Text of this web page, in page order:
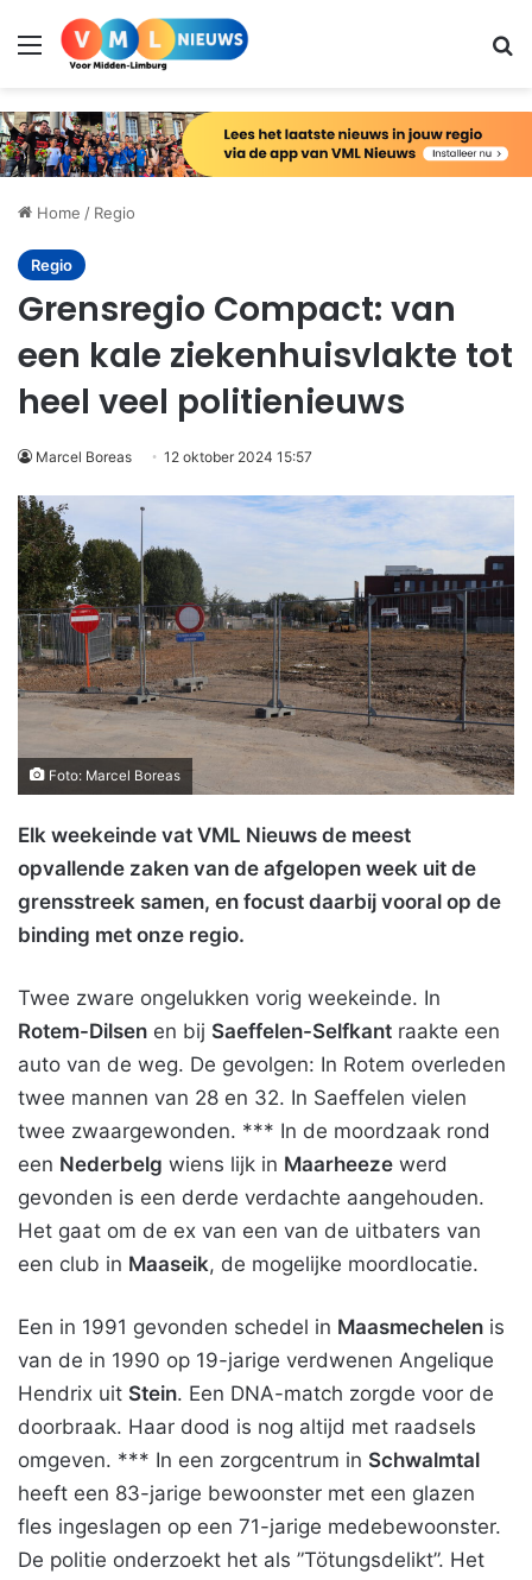
Menu
Home / Regio
Regio
Grensregio Compact: van
een kale ziekenhuisvlakte tot
heel veel politienieuws
Marcel Boreas 12 oktober 2024 15:57
Foto: Marcel Boreas
Elk weekeinde vat VML Nieuws de meest
opvallende zaken van de afgelopen week uit de
grensstreek samen, en focust daarbij vooral op de
binding met onze regio.
Twee zware ongelukken vorig weekeinde. In
Rotem-Dilsen en bij Saeffelen-Selfkant raakte een
auto van de weg. De gevolgen: In Rotem overleden
twee mannen van 28 en 32. In Saeffelen vielen
twee zwaargewonden. *** In de moordzaak rond
een Nederbelg wiens lijk in Maarheeze werd
gevonden is een derde verdachte aangehouden.
Het gaat om de ex van een van de uitbaters van
een club in Maaseik, de mogelijke moordlocatie.
Een in 1991 gevonden schedel in Maasmechelen is
van de in 1990 op 19-jarige verdwenen Angelique
Hendrix uit Stein. Een DNA-match zorgde voor de
doorbraak. Haar dood is nog altijd met raadsels
omgeven. *** In een zorgcentrum in Schwalmtal
heeft een 83-jarige bewoonster met een glazen
fles ingeslagen op een 71-jarige medebewoonster.
De politie onderzoekt het als ”Tötungsdelikt”. Het